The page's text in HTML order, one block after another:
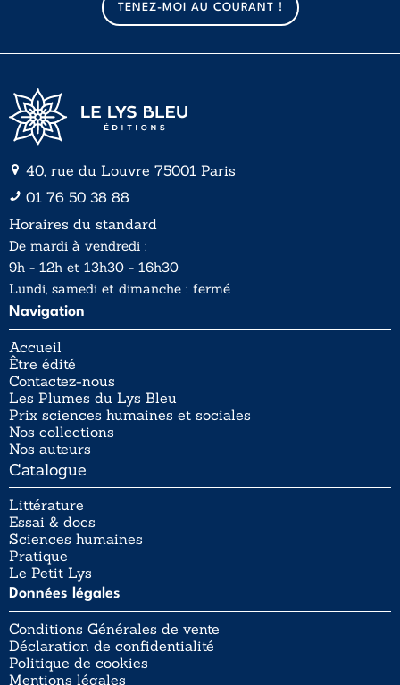
TENEZ-MOI AU COURANT !
40, rue du Louvre 75001 Paris
01 76 50 38 88
Horaires du standard
De mardi à vendredi :
9h - 12h et 13h30 - 16h30
Lundi, samedi et dimanche : fermé
Navigation
Accueil
Être édité
Contactez-nous
Les Plumes du Lys Bleu
Prix sciences humaines et sociales
Nos collections
Nos auteurs
Catalogue
Littérature
Essai & docs
Sciences humaines
Pratique
Le Petit Lys
Données légales
Conditions Générales de vente
Déclaration de confidentialité
Politique de cookies
Mentions légales